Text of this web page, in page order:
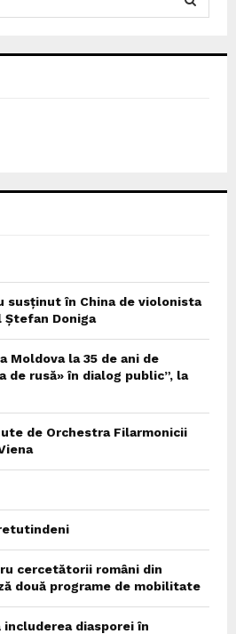
susținut în China de violonista
Ștefan Doniga
Moldova la 35 de ani de
de rusă» în dialog public”, la
de Orchestra Filarmonicii
cercetătorii români din
două programe de mobilitate
diasporei în